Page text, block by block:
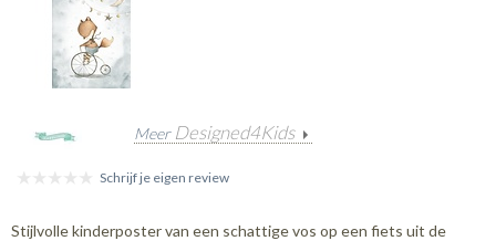
Meer Designed4Kids
Schrijf je eigen review
Stijlvolle kinderposter van een schattige vos op een fiets uit de